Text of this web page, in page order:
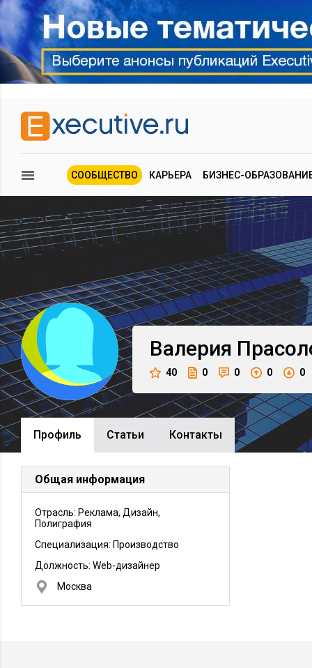
СООБЩЕСТВО КАРЬЕРА БИЗНЕС-
Валерия
40 0 0 0 0
Профиль Cтатьи Контакты
Общая информация
Отрасль: Реклама, Дизайн,
Полиграфия
Специализация: Производство
Должность: Web-дизайнер
Москва